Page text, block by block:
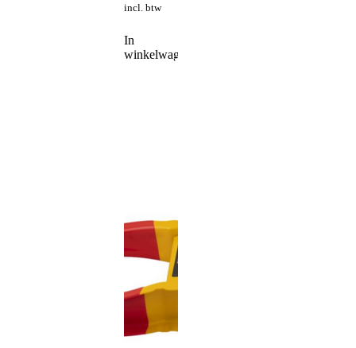
incl. btw
In
winkelwagen